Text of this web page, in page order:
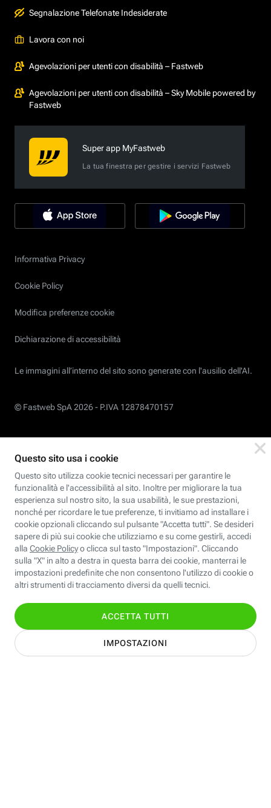
Segnalazione Telefonate Indesiderate
Lavora con noi
Agevolazioni per utenti con disabilità – Fastweb
Agevolazioni per utenti con disabilità – Sky Mobile powered by
Fastweb
Super app MyFastweb
La tua finestra per gestire i servizi Fastweb
Informativa Privacy
Cookie Policy
Modifica preferenze cookie
Dichiarazione di accessibilità
Le immagini all’interno del sito sono generate con l'ausilio dell'AI.
© Fastweb SpA 2026 - P.IVA 12878470157